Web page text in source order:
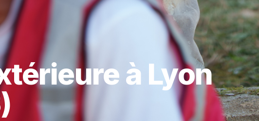
à Lyon